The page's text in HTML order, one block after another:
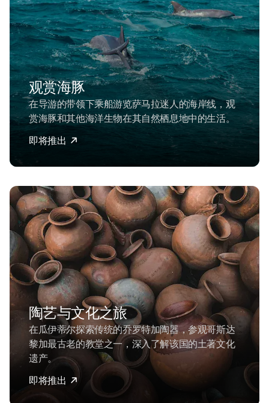
观赏海豚
在导游的带领下乘船游览萨马拉迷人的海岸线，观
赏海豚和其他海洋生物在其自然栖息地中的生活。
即将推出
陶艺与文化之旅
在瓜伊蒂尔探索传统的乔罗特加陶器，参观哥斯达
黎加最古老的教堂之一，深入了解该国的土著文化
遗产。
即将推出